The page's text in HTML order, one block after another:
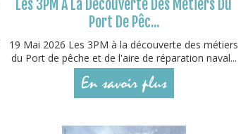
Les 3PM À La Découverte Des Métiers Du
Port De Pêc...
19 Mai 2026 Les 3PM à la découverte des métiers
du Port de pêche et de l'aire de réparation naval...
En savoir plus